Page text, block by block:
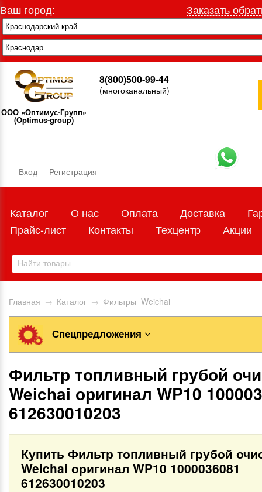
Ваш город: Заказать
ООО «Оптимус-Групп»
(Optimus-group)
8(800)500-99-44
(многоканальный)
Вход Регистрация
Каталог О нас Оплата Доставка
Прайс-лист
Контакты Техцентр Акции
Главная → Каталог → Фильтры Weichai
Спецпредложения
Фильтр топливный грубой
Weichai оригинал WP10
612630010203
Купить Фильтр топливный грубой
Weichai оригинал WP10 1000036081
612630010203